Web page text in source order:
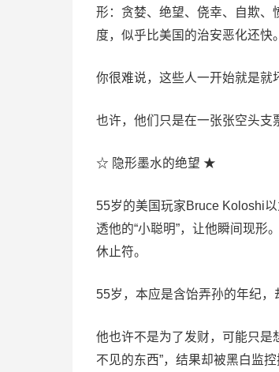
形：贪婪、绝望、侥幸、自欺
度，似乎比美国的治安恶化还快。
你很难说，这些人一开始就是就
也许，他们只是在一张张空头支
☆ 隐形墨水的绝望 ★
55岁的美国玩家Bruce Koloshi
透他的“小聪明”，让他瞬间现形
休止符。
55岁，本应是含饴弄孙的年纪，
他也许不是为了发财，可能只
不见的东西”，结果却被黑白监控